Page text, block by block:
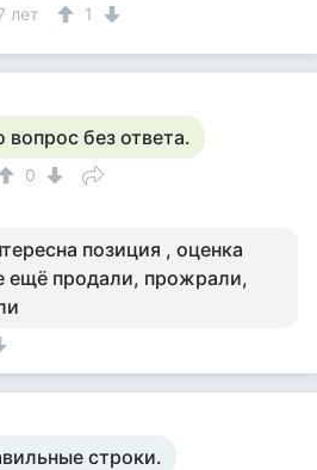
лет 1
вопрос без ответа.
0
позиция , оценка
ещё продали, прожрали,
строки.